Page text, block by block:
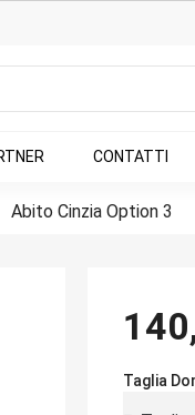
CONTATTI
Abito Cinzia Option 3
Taglia